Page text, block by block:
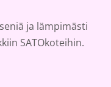
ja lämpimästi
SATOkoteihin.